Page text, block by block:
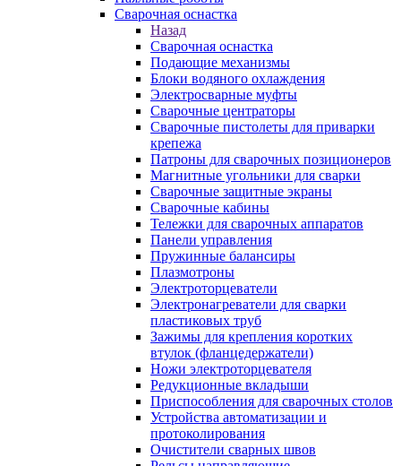
Сварочная оснастка
Назад
Сварочная оснастка
Подающие механизмы
Блоки водяного охлаждения
Электросварные муфты
Сварочные центраторы
Сварочные пистолеты для приварки
крепежа
Патроны для сварочных позиционеров
Магнитные угольники для сварки
Сварочные защитные экраны
Сварочные кабины
Тележки для сварочных аппаратов
Панели управления
Пружинные балансиры
Плазмотроны
Электроторцеватели
Электронагреватели для сварки
пластиковых труб
Зажимы для крепления коротких
втулок (фланцедержатели)
Ножи электроторцевателя
Редукционные вкладыши
Приспособления для сварочных столов
Устройства автоматизации и
протоколирования
Очистители сварных швов